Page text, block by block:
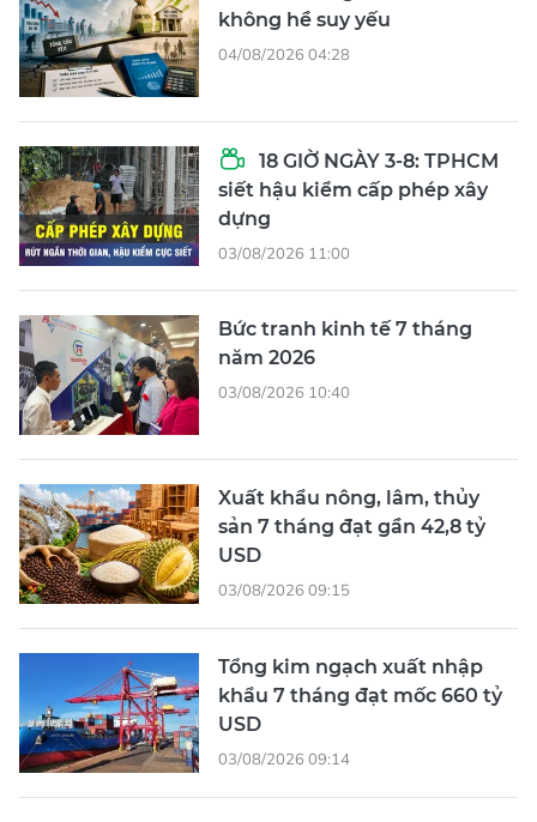
không hề suy yếu
04/08/2026 04:28
18 GIỜ NGÀY 3-8: TPHCM
siết hậu kiểm cấp phép xây
dựng
03/08/2026 11:00
Bức tranh kinh tế 7 tháng
năm 2026
03/08/2026 10:40
Xuất khẩu nông, lâm, thủy
sản 7 tháng đạt gần 42,8 tỷ
USD
03/08/2026 09:15
Tổng kim ngạch xuất nhập
khẩu 7 tháng đạt mốc 660 tỷ
USD
03/08/2026 09:14